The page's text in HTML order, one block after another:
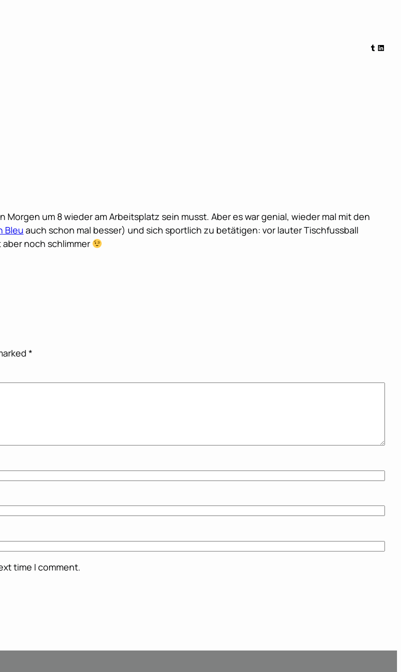
Tumblr
um 8 wieder am Arbeitsplatz sein musst. Aber es war genial, wieder mal mit den
Bleu auch schon mal besser) und sich sportlich zu betätigen: vor lauter Tischfussball
aber noch schlimmer
*
time I comment.